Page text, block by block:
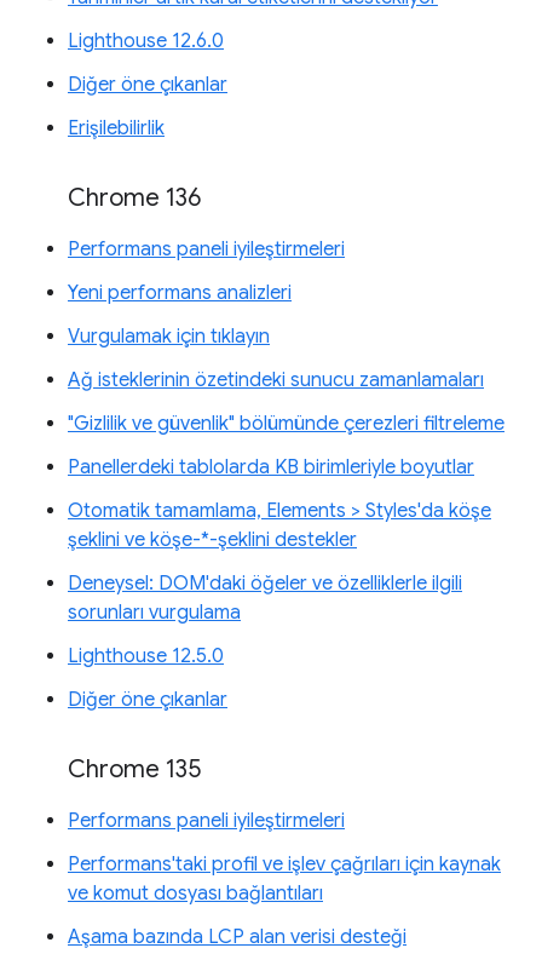
Lighthouse 12.6.0
Diğer öne çıkanlar
Erişilebilirlik
Chrome 136
Performans paneli iyileştirmeleri
Yeni performans analizleri
Vurgulamak için tıklayın
Ağ isteklerinin özetindeki sunucu zamanlamaları
"Gizlilik ve güvenlik" bölümünde çerezleri filtreleme
Panellerdeki tablolarda KB birimleriyle boyutlar
Otomatik tamamlama, Elements > Styles'da köşe
şeklini ve köşe-*-şeklini destekler
Deneysel: DOM'daki öğeler ve özelliklerle ilgili
sorunları vurgulama
Lighthouse 12.5.0
Diğer öne çıkanlar
Chrome 135
Performans paneli iyileştirmeleri
Performans'taki profil ve işlev çağrıları için kaynak
ve komut dosyası bağlantıları
Aşama bazında LCP alan verisi desteği